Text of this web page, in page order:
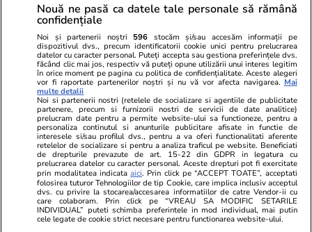
Wowbiz.ro
Cum arată fiul Mădălinei Manole
la 17 ani! Fratele regretatei
artiste a publicat o fotografie în
premieră cu Petru Mircea Jr.
Redactia.ro
Kevin
Balonului
de ani,
POLITIC
Politică 21:18
Mesajul lui Nicușor Dan pentru
Andy Burnham, noul prim-
ministru al Marii Britanii: „Peste
un milion de români rămân o
Nouă ne pasă ca datele tale personale să rămână
confidențiale
Noi și partenerii noștri 596 stocăm și/sau accesăm informații pe
dispozitivul dvs., precum identificatorii cookie unici pentru prelucrarea
datelor cu caracter personal. Puteți accepta sau gestiona preferințele dvs.
făcând clic mai jos, respectiv vă puteți opune utilizării unui interes legitim
în orice moment pe pagina cu politica de confidențialitate. Aceste alegeri
vor fi raportate partenerilor noștri și nu vă vor afecta navigarea. Mai
multe detalii
Noi si partenerii nostri (retelele de socializare si agentiile de publicitate
partenere, precum si furnizorii nostri de servicii de date analitice)
prelucram date pentru a permite website-ului sa functioneze, pentru a
personaliza continutul si anunturile publicitare afisate in functie de
interesele si/sau profilul dvs., pentru a va oferi functionalitati aferente
retelelor de socializare si pentru a analiza traficul pe website. Beneficiati
de drepturile prevazute de art. 15-22 din GDPR in legatura cu
prelucrarea datelor cu caracter personal. Aceste drepturi pot fi exercitate
prin modalitatea indicataaici. Prin click pe “ACCEPT TOATE”, acceptati
folosirea tuturor Tehnologiilor de tip Cookie, care implica inclusiv acceptul
dvs. cu privire la stocarea/accesarea informatiilor de catre Vendor-ii cu
care colaboram. Prin click pe “VREAU SA MODIFIC SETARILE
INDIVIDUAL” puteti schimba preferintele in mod individual, mai putin
cele legate de cookie strict necesare pentru functionarea website-ului.